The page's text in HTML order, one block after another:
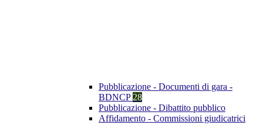
Pubblicazione - Documenti di gara -
BDNCP 28
Pubblicazione - Dibattito pubblico
Affidamento - Commissioni giudicatrici